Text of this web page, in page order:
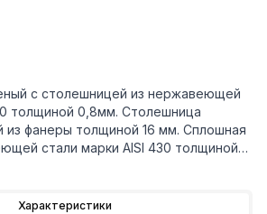
с столешницей из нержавеющей
толщиной 0,8мм. Столешница
толщиной 16 мм. Сплошная
стали марки AISI 430 толщиной
из профильной трубы 40х40
У производственного стола
Характеристики